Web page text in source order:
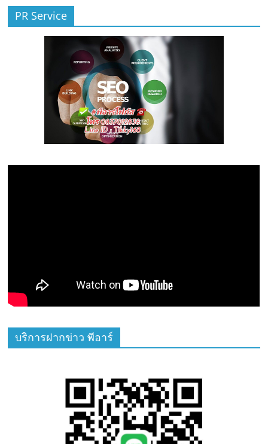
PR Service
บริการฝากข่าว พีอาร์